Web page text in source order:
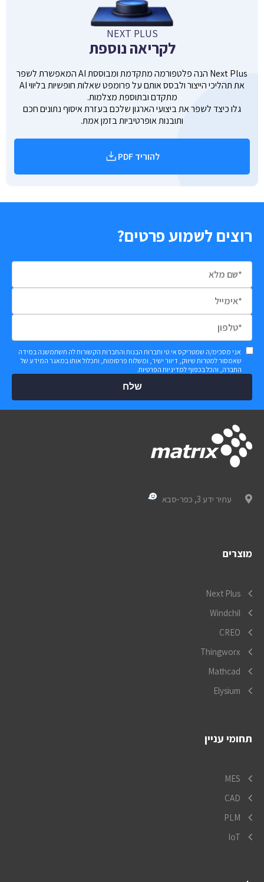
NEXT PLUS
לקריאה נוספת
Next Plus הנה פלטפורמה מתקדמת ומבוססת AI המאפשרת לשפר
את תהליכי הייצור ולבסס אותם על פרומפט שאלות חופשיות בליווי AI
מתקדם ובתוספת מצלמות.
גלו כיצד לשפר את ביצועי הארגון שלכם בעזרת איסוף נתונים חכם
ותובנות אופרטיביות בזמן אמת.
להוריד PDF
רוצים לשמוע פרטים?
אני מסכימ/ה שמטריקס אי.טי וחברות הבנות והחברות הקשורות לה תשתמשנה במידה
שאמסור למטרות שיווק, דיוור ישיר, ומשלוח פרסומות, ותכלול אותו במאגר המידע של
החברה, והכל בכפוף למדיניות הפרטיות
שלח
עתיר ידע 3, כפר-סבא
מוצרים
Next Plus
Windchil
CREO
Thingworx
Mathcad
Elysium
תחומי עניין
MES
CAD
PLM
IoT